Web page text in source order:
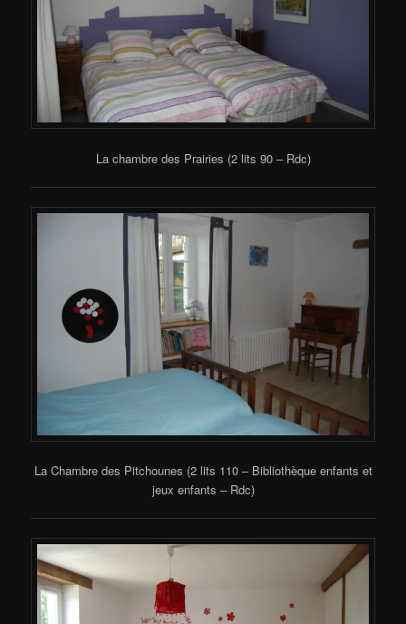
La chambre des Prairies (2 lits 90 – Rdc)
La Chambre des Pitchounes (2 lits 110 – Bibliothèque enfants et
jeux enfants – Rdc)